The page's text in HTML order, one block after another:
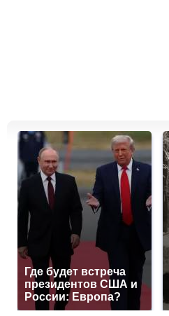
Где будет встреча
президентов США и
России: Европа?